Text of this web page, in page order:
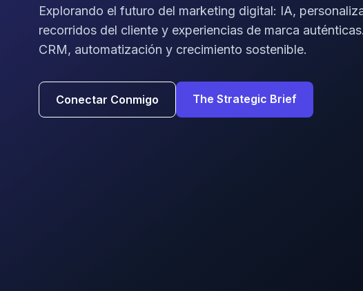
Explorando el futuro del marketing digital: IA,
recorridos del cliente y experiencias de marca
CRM, automatización y crecimiento sostenible.
Conectar Conmigo The Strategic Brief